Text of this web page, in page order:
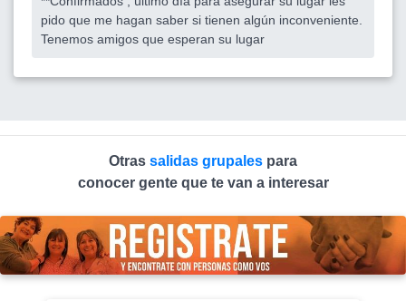
pido que me hagan saber si tienen algún inconveniente.
Tenemos amigos que esperan su lugar
Otras salidas grupales para
conocer gente que te van a interesar